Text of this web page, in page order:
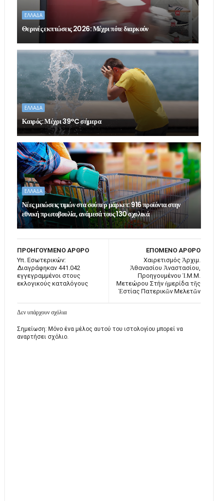
ΕΛΛΑΔΑ
Θερινές εκπτώσεις 2026: Μέχρι πότε διαρκούν
ΕΛΛΑΔΑ
Καιρός: Μέχρι 39°C σήμερα
ΕΛΛΑΔΑ
Νέες μειώσεις τιμών στα σούπερ μάρκετ: 916 προϊόντα στην
εθνική πρωτοβουλία, ανάμεσά τους 130 σχολικά
ΕΠΟΜΕΝΟ ΑΡΘΡΟ
Χαιρετισμός Ἀρχιμ.
Ἀθανασίου Ἀναστασίου,
Προηγουμένου Ἱ.Μ.Μ.
Μετεώρου Στήν ἡμερίδα τῆς
Ἑστίας Πατερικῶν Μελετῶν
ΠΡΟΗΓΟΥΜΕΝΟ ΑΡΘΡΟ
Υπ. Εσωτερικών:
Διαγράφηκαν 441.042
εγγεγραμμένοι στους
εκλογικούς καταλόγους
Δεν υπάρχουν σχόλια
Σημείωση: Μόνο ένα μέλος αυτού του ιστολογίου μπορεί να
αναρτήσει σχόλιο.